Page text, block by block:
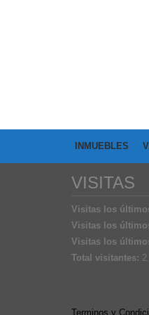
INMUEBLES
VISITAS
Visitas los
Visitas los
Visitas los
Total visitantes:
Terminos y